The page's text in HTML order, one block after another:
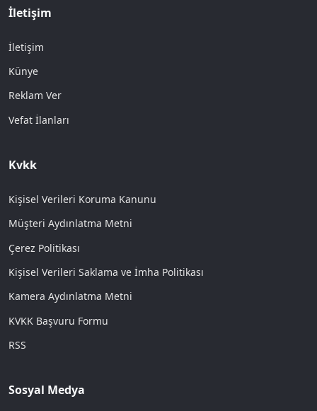
İletişim
İletişim
Künye
Reklam Ver
Vefat İlanları
Kvkk
Kişisel Verileri Koruma Kanunu
Müşteri Aydınlatma Metni
Çerez Politikası
Kişisel Verileri Saklama ve İmha Politikası
Kamera Aydınlatma Metni
KVKK Başvuru Formu
RSS
Sosyal Medya